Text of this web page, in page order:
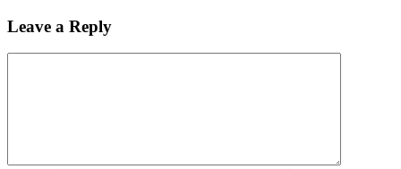
Leave a Reply